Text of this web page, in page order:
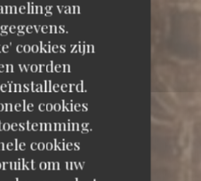
van
cookies zijn
worden
cookies
cookies
om uw